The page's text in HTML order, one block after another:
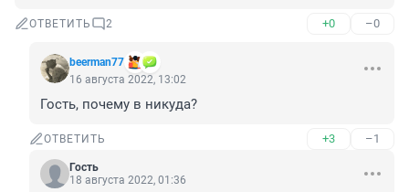
ОТВЕТИТЬ 2 +0 –0
beerman77
16 августа 2022, 13:02
Гость, почему в никуда?
ОТВЕТИТЬ +3 –1
Гость
18 августа 2022, 01:36